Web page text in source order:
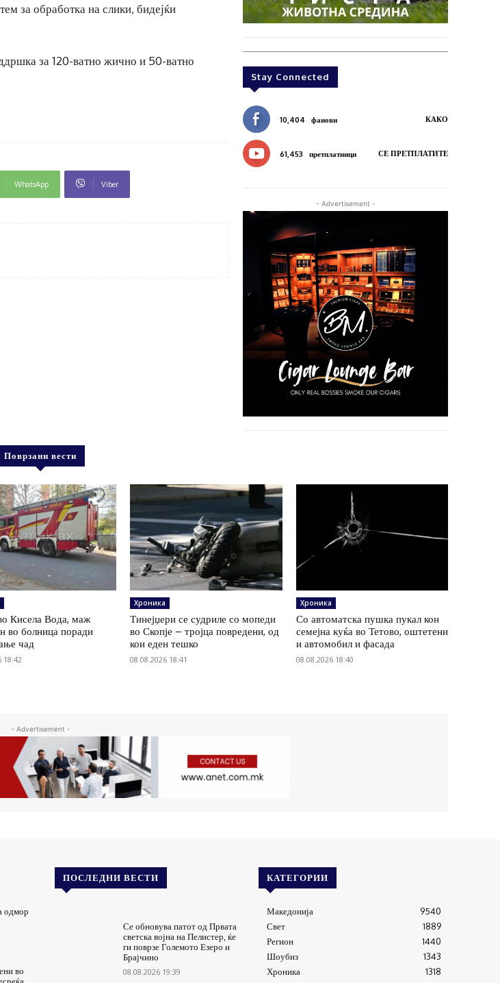
за обработка на слики, бидејќи
за 120-ватно жично и 50-ватно
WhatsApp Viber
Stay Connected
10,404 фанови КАКО
61,453 претплатници СЕ ПРЕТПЛАТИТЕ
- Advertisement -
Поврзани вести
Кисела Вода, маж
во болница поради
чад
18:42
Хроника
Тинејџери се судриле со мопеди
во Скопје – тројца повредени, од
кои еден тешко
08.08.2026 18:41
Хроника
Со автоматска пушка пукал кон
семејна куќа во Тетово, оштетени
и автомобил и фасада
08.08.2026 18:40
- Advertisement -
одмор
во
ПОСЛЕДНИ ВЕСТИ
Се обновува патот од Првата
светска војна на Пелистер, ќе
ги поврзе Големото Езеро и
Брајчино
08.08.2026 19:39
КАТЕГОРИИ
Македонија
9540
Свет
1889
Регион
1440
Шоубиз
1343
Хроника
1318